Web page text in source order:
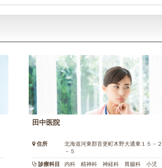
田中医院
住所
北海道河東郡音更町木野大通東１５－２
－５
診療科目
内科 精神科 神経科 胃腸科 小児